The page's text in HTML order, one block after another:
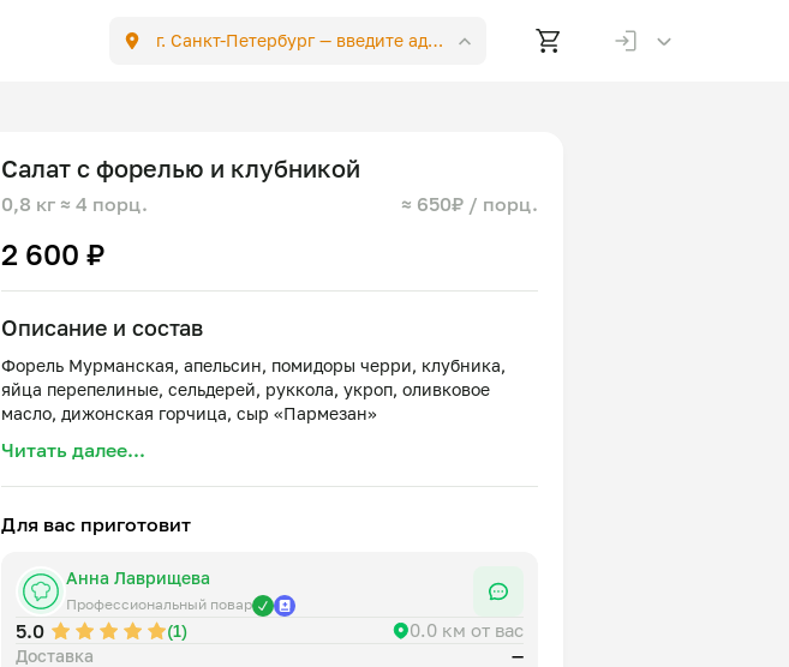
г. Санкт-Петербург —введите адрес
Салат с форелью и клубникой
0,8 кг ≈ 4 порц. ≈ 650₽ / порц.
2 600 ₽
Описание и состав
Форель Мурманская, апельсин, помидоры черри, клубника,
яйца перепелиные, сельдерей, руккола, укроп, оливковое
Читать далее...
Для вас приготовит
Анна Лаврищева
Профессиональный повар
5.0 (1) 0.0 км от вас
Доставка —